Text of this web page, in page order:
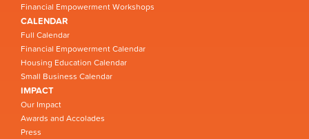
Financial Empowerment Workshops
CALENDAR
Full Calendar
Financial Empowerment Calendar
Housing Education Calendar
Small Business Calendar
IMPACT
Our Impact
Awards and Accolades
Press